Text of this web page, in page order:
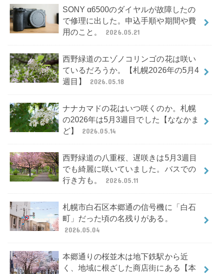
SONY α6500のダイヤルが故障したの
で修理に出した。申込手順や期間や費
用のこと。
2026.05.21
西野緑道のエゾノコリンゴの花は咲い
ているだろうか。【札幌2026年の5月4
週目】
2026.05.18
ナナカマドの花はいつ咲くのか。札幌
の2026年は5月3週目でした【ななかま
ど】
2026.05.14
西野緑道の八重桜、遅咲きは5月3週目
でも綺麗に咲いていました。バスでの
行き方も。
2026.05.11
札幌市白石区本郷通の信号機に「白石
町」だった頃の名残りがある。
2026.05.04
本郷通りの桜並木は地下鉄駅から近
く、地域に根ざした商店街にある【本